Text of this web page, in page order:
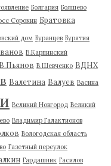
Болгария Болшево
Сорокин Братовка
дом Буранцев Бурятия
В.Карпинский
В.Пьянов В.Шевченко ВДНХ
Валетина Валуев Васина
Великий Новгород Великий
Владимир Галактионов
Вологодская область
Газетный переулок
Гардашник Гасилов